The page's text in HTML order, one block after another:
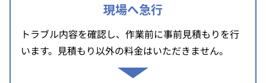
現場へ急行
トラブル内容を確認し、作業前に事前見積もりを行
います。見積もり以外の料金はいただきません。